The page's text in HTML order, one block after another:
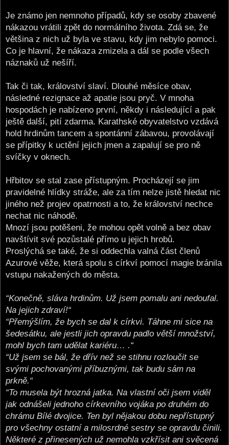
Je známo jen nemnoho případů, kdy se osoby zbavené
nákazou vrátili zpět do normálního života. Zdá se, že
většina z nich už byla ve stavu, kdy jim nebylo pomoci.
Co je hlavní, že nákaza zmizela a dál se podle všech
náznaků už nešíří.
Tak či tak, království slaví. Dlouhé měsíce obav,
následné rezignace až apatie jsou pryč. V mnoha
hospodách je nabízeno první, někdy i následující a pak
ještě další, pití zdarma. Karathské obyvatelstvo vzdává
hold hrdinům tancem a spontánní zábavou, provolávají
se přípitky k uctění jejich jmen a zapalují se pro ně
svíčky v oknech.
Hřbitov se stal zase přístupným. Procházejí se jim
pravidelné hlídky stráže, ale za tím nelze jistě hledat nic
jiného než projev opatrnosti a to, že království nechce
nechat nic náhodě.
Mnozí jsou potěšeni, že mohou opět volně a bez obav
navštívit své pozůstalé přímo u jejich hrobů.
Proslýchá se také, že si oddechla valná část členů
Azurové věže, která spolu s církví pomocí magie bránila
vstupu nakažených do města.
“Konečně, sláva hrdinům. Už jsem pomalu ani nedoufal.
Na jejich zdraví!“
“Přemýšlím, že bych se dal k církvi. Táhne mi sice na
šedesátku, ale jestli jich opravdu padlo větší množství,
mohl bych tam udělat kariéru… .“
“Už jsem se bál, že dřív než se stihnu rozloučit se
svými pochovanými příbuznými, tak budu sám na
prkně.“
“To musela být hrozná jatka. Na vlastní oči jsem viděl
jak odnášeli jednoho církevního vojáka po druhém do
chrámu Bílé dvojice. Ten byl nějakou dobu nepřístupný
pro všechny ostatní a milosrdné sestry se opravdu činili.
Některé z přinesených už nemohla vzkřísit ani svěcená